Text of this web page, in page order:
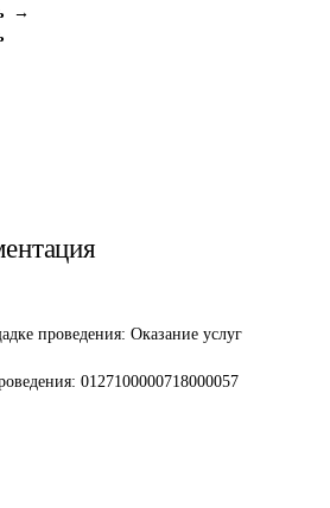
→
проведения: Оказание услуг
0127100000718000057